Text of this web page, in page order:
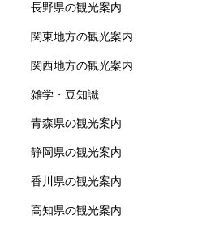
長野県の観光案内
関東地方の観光案内
関西地方の観光案内
雑学・豆知識
青森県の観光案内
静岡県の観光案内
香川県の観光案内
高知県の観光案内